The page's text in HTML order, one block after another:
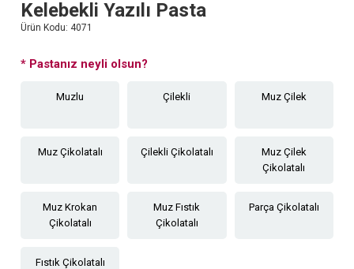
Kelebekli Yazılı Pasta
Ürün Kodu: 4071
* Pastanız neyli olsun?
Muzlu Çilekli Muz Çilek
Muz Çikolatalı Çilekli Çikolatalı
Muz Çilek
Çikolatalı
Muz Krokan
Çikolatalı
Muz Fıstık
Çikolatalı
Parça Çikolatalı
Fıstık Çikolatalı